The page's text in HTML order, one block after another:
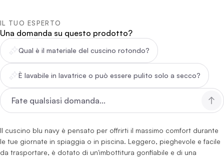
IL TUO ESPERTO
Una domanda su questo prodotto?
Qual è il materiale del cuscino rotondo?
È lavabile in lavatrice o può essere pulito solo a secco?
Il cuscino blu navy è pensato per offrirti il massimo comfort durante
le tue giornate in spiaggia o in piscina. Leggero, pieghevole e facile
da trasportare, è dotato di un'imbottitura gonfiabile e di una